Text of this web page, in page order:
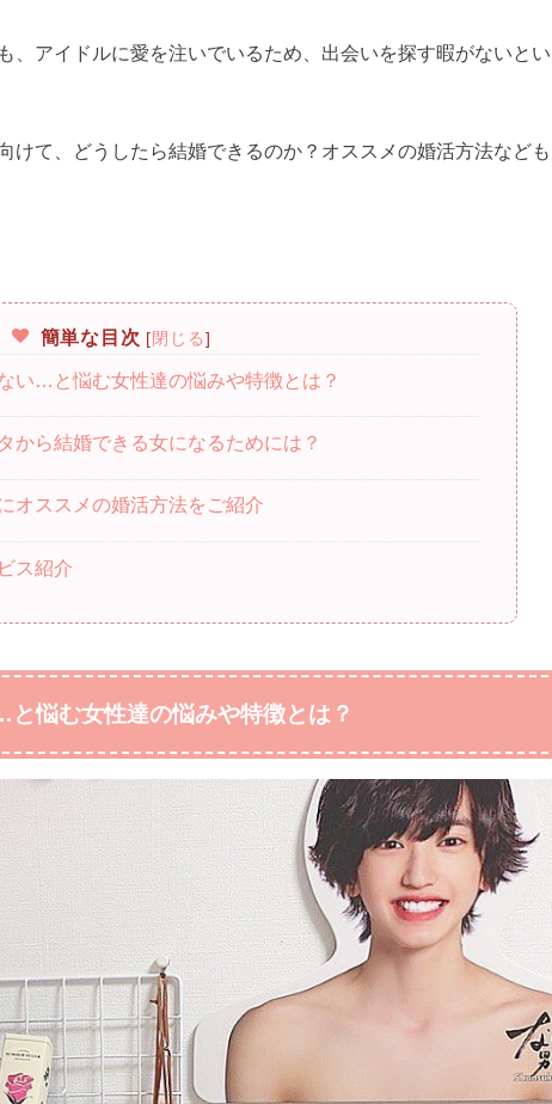
、アイドルに愛を注いでいるため、出会いを探す暇がないとい
けて、どうしたら結婚できるのか？オススメの婚活方法なども
簡単な目次 [閉じる]
い…と悩む女性達の悩みや特徴とは？
から結婚できる女になるためには？
オススメの婚活方法をご紹介
ス紹介
悩む女性達の悩みや特徴とは？